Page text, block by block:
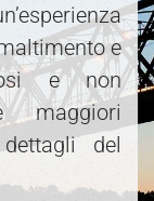
e
e non
maggiori
del